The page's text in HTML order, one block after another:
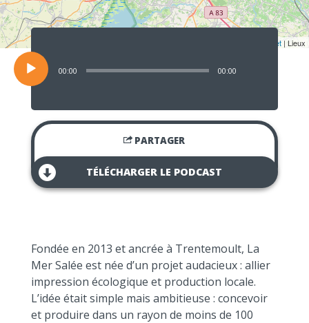
Leaflet | Lieux
Lecteur
00:00 00:00
PARTAGER
TÉLÉCHARGER LE PODCAST
Fondée en 2013 et ancrée à Trentemoult, La
Mer Salée est née d’un projet audacieux : allier
impression écologique et production locale.
L’idée était simple mais ambitieuse : concevoir
et produire dans un rayon de moins de 100